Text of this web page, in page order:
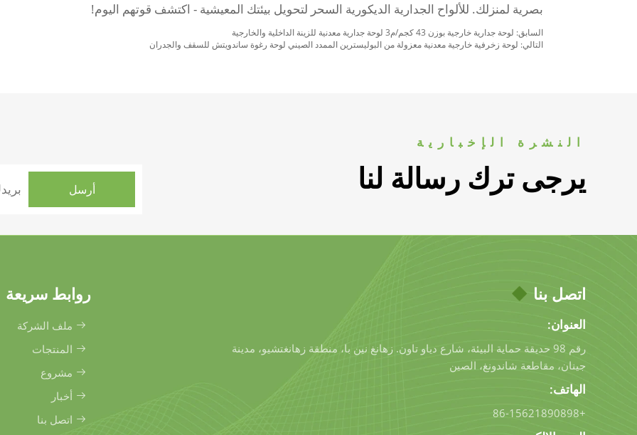
بصرية لمنزلك. للألواح الجدارية الديكورية السحر لتحويل بيئتك المعيشية - اكتشف قوتهم اليوم!
السابق: لوحة جدارية خارجية بوزن 43 كجم/م3 لوحة جدارية معدنية للزينة الداخلية والخارجية
التالي: لوحة زخرفية خارجية معدنية معزولة من البوليسترين الممدد الصيني لوحة رغوة ساندويتش للسقف والجدران
النشرة الإخبارية
يرجى ترك رسالة لنا
اتصل بنا
العنوان:
رقم 98 حديقة حماية البيئة، شارع دياو تاون. زهانغ نين با، منطقة زهانغتشيو، مدينة
جينان، مقاطعة شاندونغ، الصين
الهاتف:
+86-15621890898
روابط سريعة
ملف الشركة
المنتجات
مشروع
أخبار
اتصل بنا